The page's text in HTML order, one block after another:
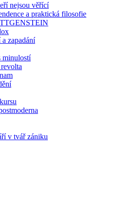
nejsou věřící
a praktická filosofie
zapadání
minulostí
v tvář zániku